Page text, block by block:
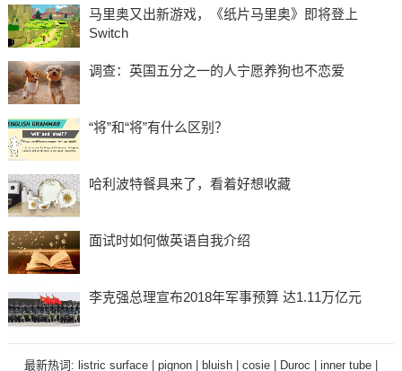
马里奥又出新游戏，《纸片马里奥》即将登上
Switch
调查：英国五分之一的人宁愿养狗也不恋爱
“将”和“将”有什么区别？
哈利波特餐具来了，看着好想收藏
面试时如何做英语自我介绍
李克强总理宣布2018年军事预算 达1.11万亿元
最新热词: listric surface| pignon| bluish| cosie| Duroc inner tube|